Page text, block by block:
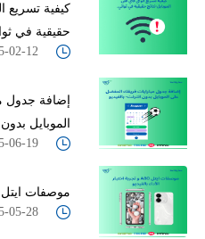
كيفية تسريع
حقيقية في
02-12
إضافة جدول
الموبايل
06-19
موصفات ايتل a80 و تجربة اختبار الأداء بالفيديو
05-28